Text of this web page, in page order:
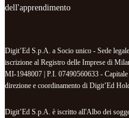
dell'apprendimento
Digit’Ed S.p.A. a Socio unico - Sede
iscrizione al Registro delle Imprese di
MI-1948007 | P.I. 07490560633 -
direzione e coordinamento di Digit’Ed
Digit’Ed S.p.A. è iscritto all'Albo dei